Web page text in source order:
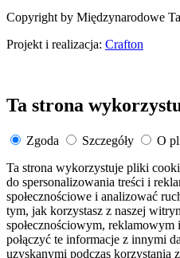
Copyright by Międzynarodowe
Projekt i realizacja: Crafton
Ta strona
Zgoda Szczegóły
O
Ta strona wykorzystuje pliki
do spersonalizowania treści i
społecznościowe i analizować
tym, jak korzystasz z naszej
społecznościowym,
połączyć te informacje z innymi
uzyskanymi podczas korzystania